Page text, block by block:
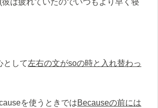
彼は疲れていたのでいつもより早く寝
として左右の文がsoの時と入れ替わっ
を使うときではBecauseの前には